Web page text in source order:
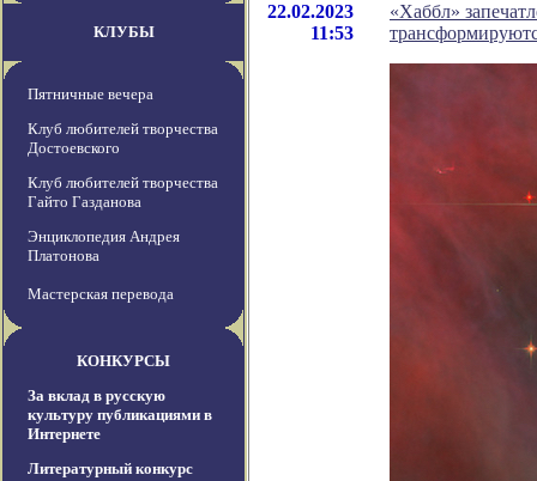
КЛУБЫ
Пятничные вечера
Клуб любителей творчества
Достоевского
Клуб любителей творчества
Гайто Газданова
Энциклопедия Андрея
Платонова
Мастерская перевода
КОНКУРСЫ
За вклад в русскую
культуру публикациями в
Интернете
Литературный конкурс
22.02.2023
11:53
«Хаббл»